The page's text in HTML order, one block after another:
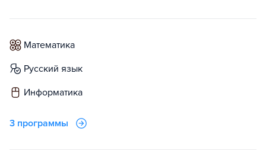
математика
русский язык
информатика
3 программы